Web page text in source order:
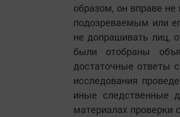
образом, он вправе
подозреваемым или
не допрашивать лиц,
были отобраны
достаточные ответы
исследования
иные следственные
материалах проверки